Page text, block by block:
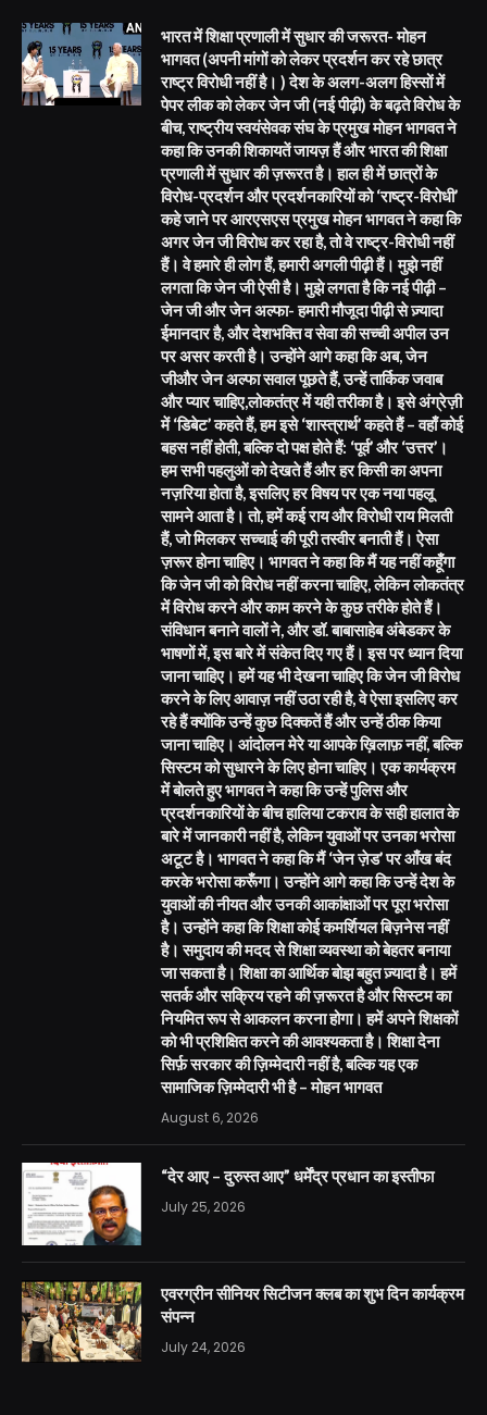
भारत में शिक्षा प्रणाली में सुधार की जरूरत- मोहन
भागवत (अपनी मांगों को लेकर प्रदर्शन कर रहे छात्र
राष्ट्र विरोधी नहीं है। ) देश के अलग-अलग हिस्सों में
पेपर लीक को लेकर जेन जी (नई पीढ़ी) के बढ़ते विरोध के
बीच, राष्ट्रीय स्वयंसेवक संघ के प्रमुख मोहन भागवत ने
कहा कि उनकी शिकायतें जायज़ हैं और भारत की शिक्षा
प्रणाली में सुधार की ज़रूरत है। हाल ही में छात्रों के
विरोध-प्रदर्शन और प्रदर्शनकारियों को ‘राष्ट्र-विरोधी’
कहे जाने पर आरएसएस प्रमुख मोहन भागवत ने कहा कि
अगर जेन जी विरोध कर रहा है, तो वे राष्ट्र-विरोधी नहीं
हैं। वे हमारे ही लोग हैं, हमारी अगली पीढ़ी हैं। मुझे नहीं
लगता कि जेन जी ऐसी है। मुझे लगता है कि नई पीढ़ी –
जेन जी और जेन अल्फा- हमारी मौजूदा पीढ़ी से ज़्यादा
ईमानदार है, और देशभक्ति व सेवा की सच्ची अपील उन
पर असर करती है। उन्होंने आगे कहा कि अब, जेन
जीऔर जेन अल्फा सवाल पूछते हैं, उन्हें तार्किक जवाब
और प्यार चाहिए,लोकतंत्र में यही तरीका है। इसे अंग्रेज़ी
में ‘डिबेट’ कहते हैं, हम इसे ‘शास्त्रार्थ’ कहते हैं – वहाँ कोई
बहस नहीं होती, बल्कि दो पक्ष होते हैं: ‘पूर्व’ और ‘उत्तर’।
हम सभी पहलुओं को देखते हैं और हर किसी का अपना
नज़रिया होता है, इसलिए हर विषय पर एक नया पहलू
सामने आता है। तो, हमें कई राय और विरोधी राय मिलती
हैं, जो मिलकर सच्चाई की पूरी तस्वीर बनाती हैं। ऐसा
ज़रूर होना चाहिए। भागवत ने कहा कि मैं यह नहीं कहूँगा
कि जेन जी को विरोध नहीं करना चाहिए, लेकिन लोकतंत्र
में विरोध करने और काम करने के कुछ तरीके होते हैं।
संविधान बनाने वालों ने, और डॉ. बाबासाहेब अंबेडकर के
भाषणों में, इस बारे में संकेत दिए गए हैं। इस पर ध्यान दिया
जाना चाहिए। हमें यह भी देखना चाहिए कि जेन जी विरोध
करने के लिए आवाज़ नहीं उठा रही है, वे ऐसा इसलिए कर
रहे हैं क्योंकि उन्हें कुछ दिक्कतें हैं और उन्हें ठीक किया
जाना चाहिए। आंदोलन मेरे या आपके ख़िलाफ़ नहीं, बल्कि
सिस्टम को सुधारने के लिए होना चाहिए। एक कार्यक्रम
में बोलते हुए भागवत ने कहा कि उन्हें पुलिस और
प्रदर्शनकारियों के बीच हालिया टकराव के सही हालात के
बारे में जानकारी नहीं है, लेकिन युवाओं पर उनका भरोसा
अटूट है। भागवत ने कहा कि मैं ‘जेन ज़ेड’ पर आँख बंद
करके भरोसा करूँगा। उन्होंने आगे कहा कि उन्हें देश के
युवाओं की नीयत और उनकी आकांक्षाओं पर पूरा भरोसा
है। उन्होंने कहा कि शिक्षा कोई कमर्शियल बिज़नेस नहीं
है। समुदाय की मदद से शिक्षा व्यवस्था को बेहतर बनाया
जा सकता है। शिक्षा का आर्थिक बोझ बहुत ज़्यादा है। हमें
सतर्क और सक्रिय रहने की ज़रूरत है और सिस्टम का
नियमित रूप से आकलन करना होगा। हमें अपने शिक्षकों
को भी प्रशिक्षित करने की आवश्यकता है। शिक्षा देना
सिर्फ़ सरकार की ज़िम्मेदारी नहीं है, बल्कि यह एक
सामाजिक ज़िम्मेदारी भी है – मोहन भागवत
August 6, 2026
“देर आए – दुरुस्त आए” धर्मेंद्र प्रधान का इस्तीफा
July 25, 2026
एवरग्रीन सीनियर सिटीजन क्लब का शुभ दिन कार्यक्रम
संपन्न
July 24, 2026